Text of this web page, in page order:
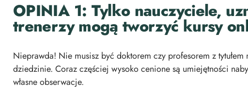
OPINIA 1: Tylko nauczyciele,
trenerzy mogą tworzyć kursy
Nieprawda! Nie musisz być doktorem czy profesorem z
dziedzinie. Coraz częściej wysoko cenione są umiejętności
własne obserwacje.